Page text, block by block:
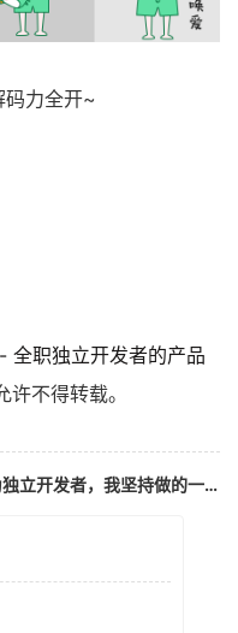
力全开~
全职独立开发者的产品
不得转载。
作为独立开发者，我坚持做的一些事情